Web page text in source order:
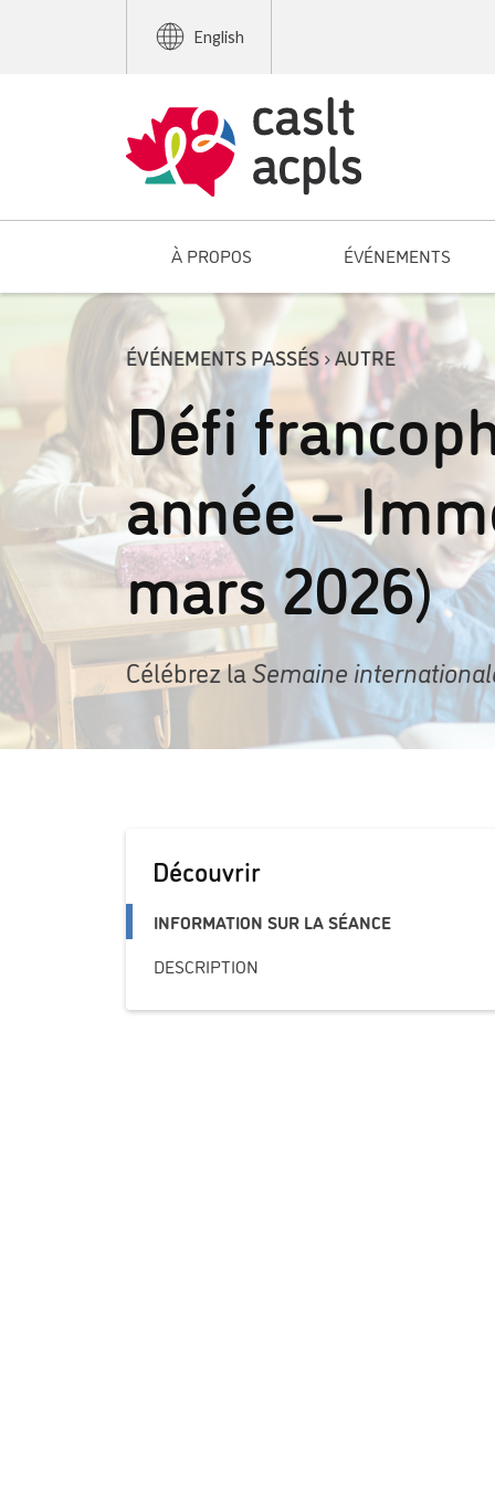
English
À PROPOS ÉVÉNEMENTS
ÉVÉNEMENTS PASSÉS › AUTRE
Défi
année –
mars 2026)
Célébrez laSemaine
Découvrir
INFORMATION SUR LA SÉANCE
DESCRIPTION